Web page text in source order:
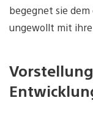
begegnet sie
ungewollt mit